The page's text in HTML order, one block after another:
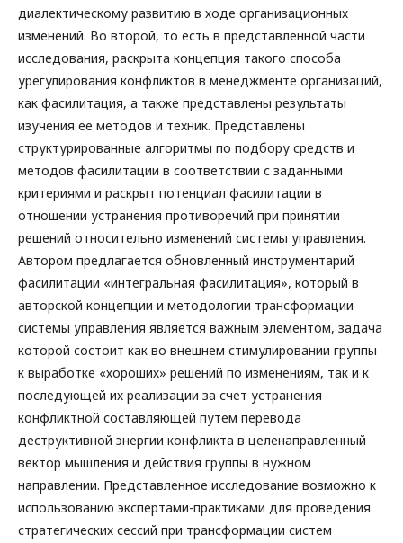
диалектическому развитию в ходе организационных
изменений. Во второй, то есть в представленной части
исследования, раскрыта концепция такого способа
урегулирования конфликтов в менеджменте организаций,
как фасилитация, а также представлены результаты
изучения ее методов и техник. Представлены
структурированные алгоритмы по подбору средств и
методов фасилитации в соответствии с заданными
критериями и раскрыт потенциал фасилитации в
отношении устранения противоречий при принятии
решений относительно изменений системы управления.
Автором предлагается обновленный инструментарий
фасилитации «интегральная фасилитация», который в
авторской концепции и методологии трансформации
системы управления является важным элементом, задача
которой состоит как во внешнем стимулировании группы
к выработке «хороших» решений по изменениям, так и к
последующей их реализации за счет устранения
конфликтной составляющей путем перевода
деструктивной энергии конфликта в целенаправленный
вектор мышления и действия группы в нужном
направлении. Представленное исследование возможно к
использованию экспертами-практиками для проведения
стратегических сессий при трансформации систем